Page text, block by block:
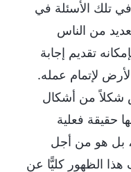
تلك الأسئلة في
من الناس
تقديم إجابة
لإتمام عمله.
شكلاً من أشكال
حقيقة فعلية
بل هو من أجل
الظهور كليًّا عن